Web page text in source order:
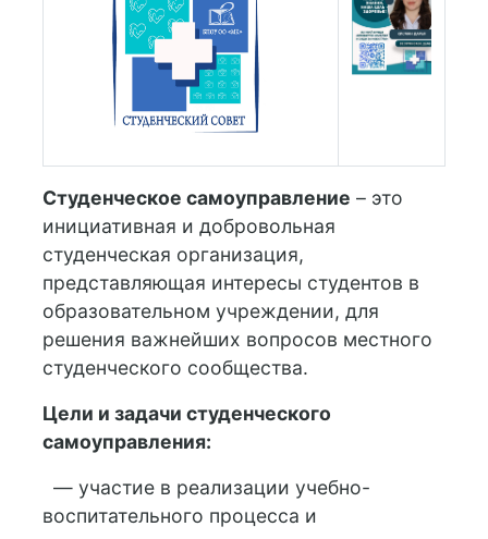
Студенческое самоуправление – это
инициативная и добровольная
студенческая организация,
представляющая интересы студентов в
образовательном учреждении, для
решения важнейших вопросов местного
студенческого сообщества.
Цели и задачи студенческого
самоуправления:
— участие в реализации учебно-
воспитательного процесса и